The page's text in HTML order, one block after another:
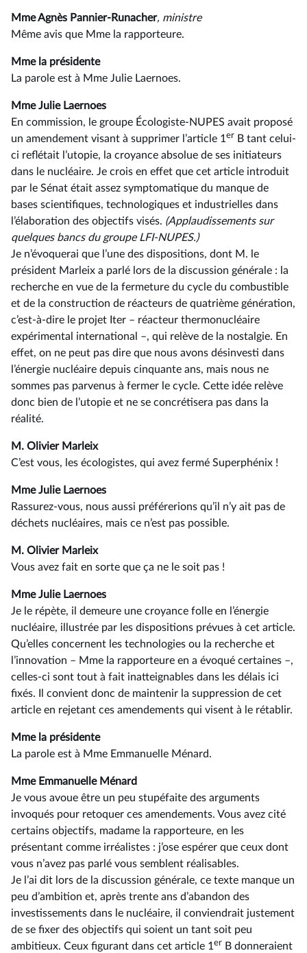
Mme Agnès Pannier-Runacher, ministre
Même avis que Mme la rapporteure.
Mme la présidente
La parole est à Mme Julie Laernoes.
Mme Julie Laernoes
En commission, le groupe Écologiste-NUPES avait proposé
un amendement visant à supprimer l’article 1 er B tant celui-
ci reflétait l’utopie, la croyance absolue de ses initiateurs
dans le nucléaire. Je crois en effet que cet article introduit
par le Sénat était assez symptomatique du manque de
bases scientifiques, technologiques et industrielles dans
l’élaboration des objectifs visés. (Applaudissements sur
quelques bancs du groupe LFI-NUPES.)
Je n’évoquerai que l’une des dispositions, dont M. le
président Marleix a parlé lors de la discussion générale : la
recherche en vue de la fermeture du cycle du combustible
et de la construction de réacteurs de quatrième génération,
c’est-à-dire le projet Iter –⁠ réacteur thermonucléaire
expérimental international –, qui relève de la nostalgie. En
effet, on ne peut pas dire que nous avons désinvesti dans
l’énergie nucléaire depuis cinquante ans, mais nous ne
sommes pas parvenus à fermer le cycle. Cette idée relève
donc bien de l’utopie et ne se concrétisera pas dans la
réalité.
M. Olivier Marleix
C’est vous, les écologistes, qui avez fermé Superphénix !
Mme Julie Laernoes
Rassurez-vous, nous aussi préférerions qu’il n’y ait pas de
déchets nucléaires, mais ce n’est pas possible.
M. Olivier Marleix
Vous avez fait en sorte que ça ne le soit pas !
Mme Julie Laernoes
Je le répète, il demeure une croyance folle en l’énergie
nucléaire, illustrée par les dispositions prévues à cet article.
Qu’elles concernent les technologies ou la recherche et
l’innovation –⁠ Mme la rapporteure en a évoqué certaines –,
celles-ci sont tout à fait inatteignables dans les délais ici
fixés. Il convient donc de maintenir la suppression de cet
article en rejetant ces amendements qui visent à le rétablir.
Mme la présidente
La parole est à Mme Emmanuelle Ménard.
Mme Emmanuelle Ménard
Je vous avoue être un peu stupéfaite des arguments
invoqués pour retoquer ces amendements. Vous avez cité
certains objectifs, madame la rapporteure, en les
présentant comme irréalistes : j’ose espérer que ceux dont
vous n’avez pas parlé vous semblent réalisables.
Je l’ai dit lors de la discussion générale, ce texte manque un
peu d’ambition et, après trente ans d’abandon des
investissements dans le nucléaire, il conviendrait justement
de se fixer des objectifs qui soient un tant soit peu
ambitieux. Ceux figurant dans cet article 1 er B donneraient